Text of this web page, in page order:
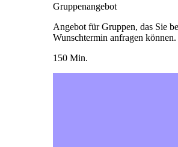
Gruppenangebot
Angebot für Gruppen, das Sie
Wunschtermin anfragen können.
150 Min.